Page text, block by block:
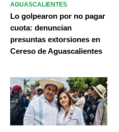
AGUASCALIENTES
Lo golpearon por no pagar
cuota: denuncian
presuntas extorsiones en
Cereso de Aguascalientes